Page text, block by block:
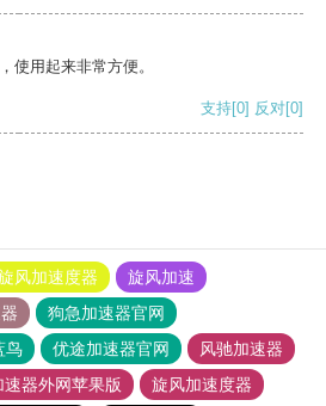
使用起来非常方便。
支持[0] 反对[0]
风加速度器
旋风加速
狗急加速器官网
鸟 优途加速器官网
风驰加速器
器外网苹果版 旋风加速度器